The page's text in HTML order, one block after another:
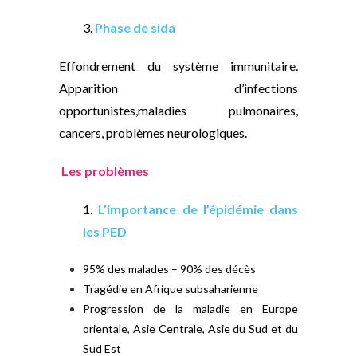
3. Phase de sida
Effondrement du système immunitaire.
Apparition d’infections
opportunistes,maladies pulmonaires,
cancers, problèmes neurologiques.
Les problèmes
1. L’importance de l’épidémie dans
les PED
95% des malades – 90% des décès
Tragédie en Afrique subsaharienne
Progression de la maladie en Europe
orientale, Asie Centrale, Asie du Sud et du
Sud Est